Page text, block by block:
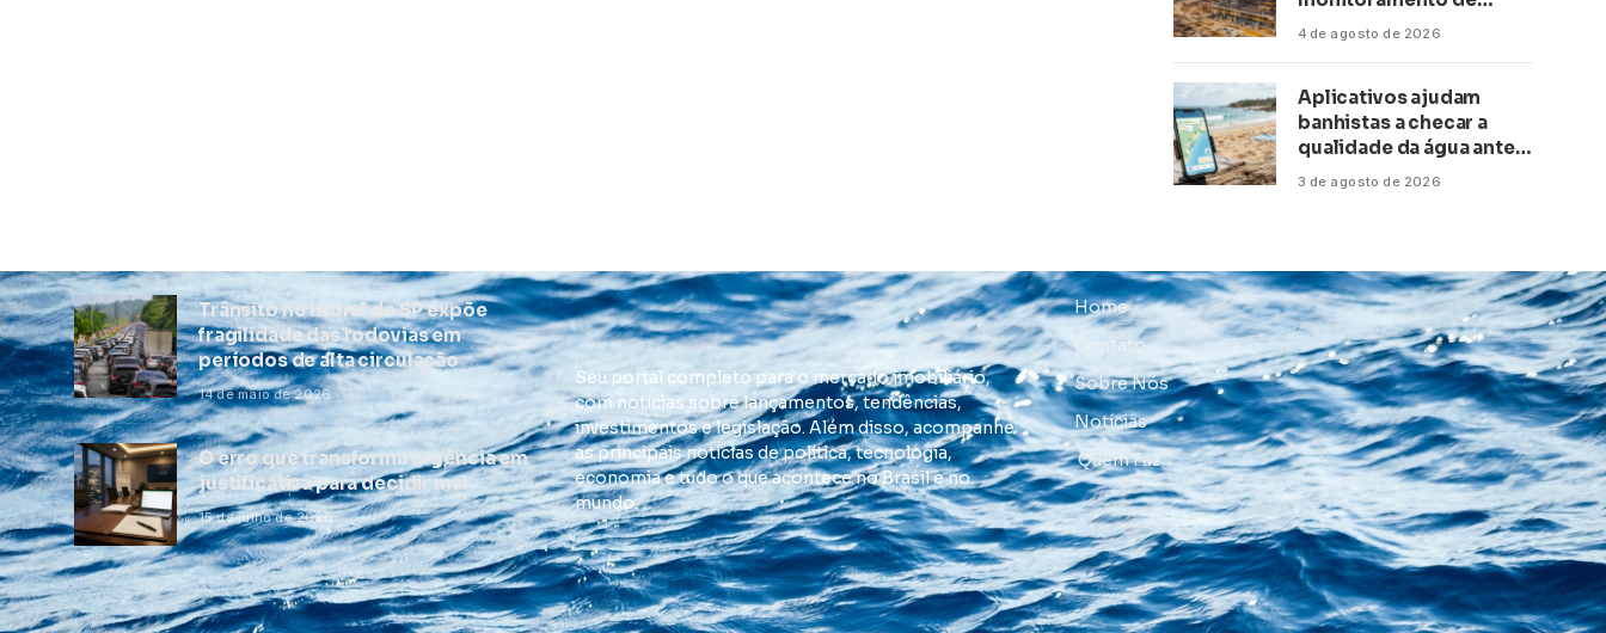
obras de grande porte?
4 de agosto de 2026
Aplicativos ajudam
banhistas a checar a
qualidade da água antes
de ir à praia
3 de agosto de 2026
Trânsito no litoral de SP expõe
fragilidade das rodovias em
períodos de alta circulação
14 de maio de 2026
O erro que transforma urgência em
justificativa para decidir mal
15 de julho de 2026
Seu portal completo para o mercado imobiliário,
com notícias sobre lançamentos, tendências,
investimentos e legislação. Além disso, acompanhe
as principais notícias de política, tecnologia,
economia e tudo o que acontece no Brasil e no
mundo.
Home
Contato
Sobre Nós
Notícias
Quem Faz